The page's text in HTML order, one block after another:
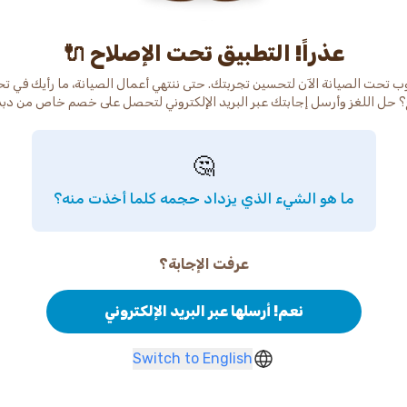
عذراً! التطبيق تحت الإصلاح 🔌
تحت الصيانة الآن لتحسين تجربتك. حتى ننتهي أعمال الصيانة، ما رأيك في
حل اللغز وأرسل إجابتك عبر البريد الإلكتروني لتحصل على خصم خاص من
🤔
ما هو الشيء الذي يزداد حجمه كلما أخذت منه؟
عرفت الإجابة؟
نعم! أرسلها عبر البريد الإلكتروني
Switch to English